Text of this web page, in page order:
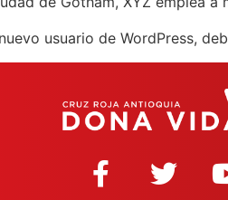
usuario de WordPress,